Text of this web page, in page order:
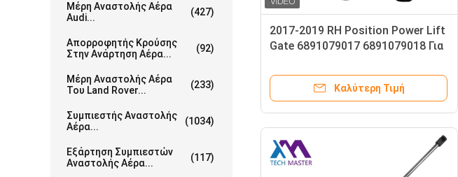
Μέρη Αναστολής Αέρα
Audi...
(427)
Απορροφητής Κρούσης
Στην Ανάρτηση Αέρα...
(92)
Μέρη Αναστολής Αέρα
Του Land Rover...
(233)
Συμπιεστής Αναστολής
Αέρα...
(1034)
Εξάρτηση Συμπιεστών
Αναστολής Αέρα...
(117)
2017-2019 RH Position Power Lift
Gate 6891079017 6891079018 Για
Καλύτερη Τιμή